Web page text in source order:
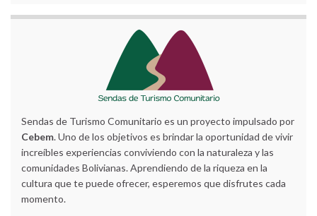
Sendas de Turismo Comunitario es un proyecto impulsado por
Cebem. Uno de los objetivos es brindar la oportunidad de vivir
increíbles experiencias conviviendo con la naturaleza y las
comunidades Bolivianas. Aprendiendo de la riqueza en la
cultura que te puede ofrecer, esperemos que disfrutes cada
momento.